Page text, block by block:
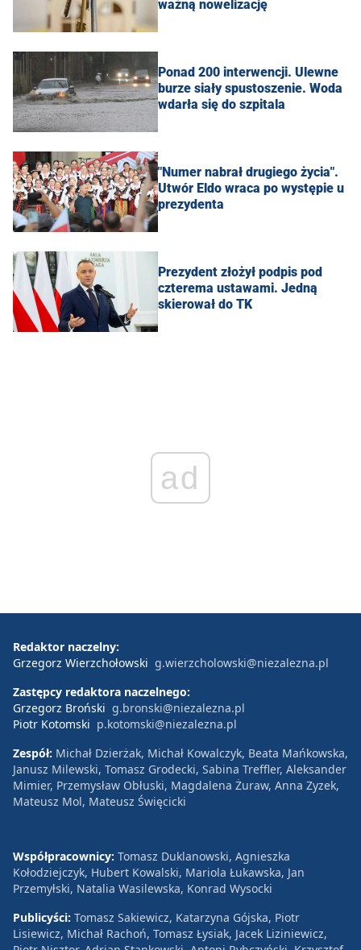
ważną nowelizację
Ponad 200 interwencji. Ulewne
burze siały spustoszenie. Woda
wdarła się do szpitala
"Numer nabrał drugiego życia".
Utwór Eldo wraca po występie u
prezydenta
Prezydent złożył podpis pod
czterema ustawami. Jedną
skierował do TK
ad
Redaktor naczelny:
Grzegorz Wierzchołowski g.wierzcholowski@niezalezna.pl
Zastępcy redaktora naczelnego:
Grzegorz Broński g.bronski@niezalezna.pl
Piotr Kotomski p.kotomski@niezalezna.pl
Zespół: Michał Dzierżak, Michał Kowalczyk, Beata Mańkowska,
Janusz Milewski, Tomasz Grodecki, Sabina Treffler, Aleksander
Mimier, Przemysław Obłuski, Magdalena Żuraw, Anna Zyzek,
Mateusz Mol, Mateusz Święcicki
Współpracownicy: Tomasz Duklanowski, Agnieszka
Kołodziejczyk, Hubert Kowalski, Mariola Łukawska, Jan
Przemyłski, Natalia Wasilewska, Konrad Wysocki
Publicyści: Tomasz Sakiewicz, Katarzyna Gójska, Piotr
Lisiewicz, Michał Rachoń, Tomasz Łysiak, Jacek Liziniewicz,